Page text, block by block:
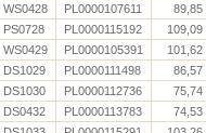
WS0428
PL0000107611
89,85
PS0728
PL0000115192
109,09
WS0429
PL0000105391
101,62
DS1029
PL0000111498
86,57
DS1030
PL0000112736
75,74
DS0432
PL0000113783
74,53